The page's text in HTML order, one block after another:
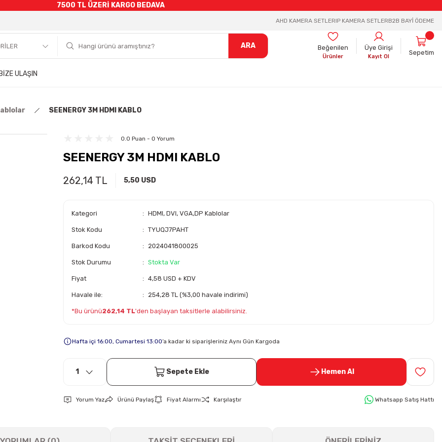
7500 TL ÜZERİ KARGO BEDAVA
AHD KAMERA SETLERIP KAMERA SETLERB2B BAYİ ÖDEME
ARA Beğenilen
Ürünler
Üye Girişi
Kayıt Ol
Sepetim
BİZE ULAŞIN
SEENERGY 3M HDMI KABLO
0.0 Puan - 0 Yorum
SEENERGY 3M HDMI KABLO
262,14 TL 5,50 USD
Kategori HDMI, DVI, VGA,DP Kablolar
Stok Kodu TYUQJ7PAHT
Barkod Kodu 2024041800025
Stok Durumu Stokta Var
Fiyat 4,58 USD + KDV
Havale ile: 254,28 TL (%3,00 havale indirimi)
*Bu ürünü262,14 TL'den başlayan taksitlerle alabilirsiniz.
Hafta içi 16:00, Cumartesi 13:00’a kadar ki siparişleriniz Aynı Gün Kargoda
Sepete Ekle Hemen Al
Yorum Yaz Ürünü Paylaş Fiyat Alarmı Karşılaştır Whatsapp Satış Hattı